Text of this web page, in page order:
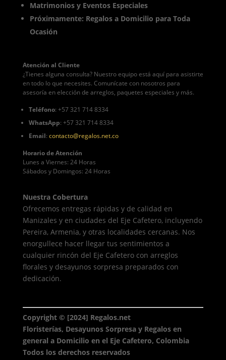
Matrimonios y Eventos Especiales
Próximamente: Regalos a Domicilio para Toda
Ocasión
Atención al Cliente
¿Tienes alguna consulta? Nuestro equipo está aquí para asistirte
en todo lo que necesites. Comunícate con nosotros para
asesoría en elección de arreglos, paquetes especiales y más.
Teléfono: +57 321 714 8334
WhatsApp: +57 321 714 8334
Email: contacto@regalos.net.co
Horario de Atención
Lunes a Viernes: 24 Horas
Sábados y Domingos: 24 Horas
Nuestra Cobertura
Ofrecemos entregas rápidas y de calidad en
Manizales y en ciudades del Eje Cafetero, incluyendo
Pereira, Armenia, y otras localidades cercanas. Nos
enorgullece hacer llegar tus sentimientos a
cualquier rincón del Eje Cafetero con arreglos
florales y desayunos sorpresa preparados con
dedicación.
Copyright © [2024] Regalos.net
Floristerías, Desayunos Sorpresa y Regalos en
general a Domicilio en el Eje Cafetero, Colombia
Todos los derechos reservados